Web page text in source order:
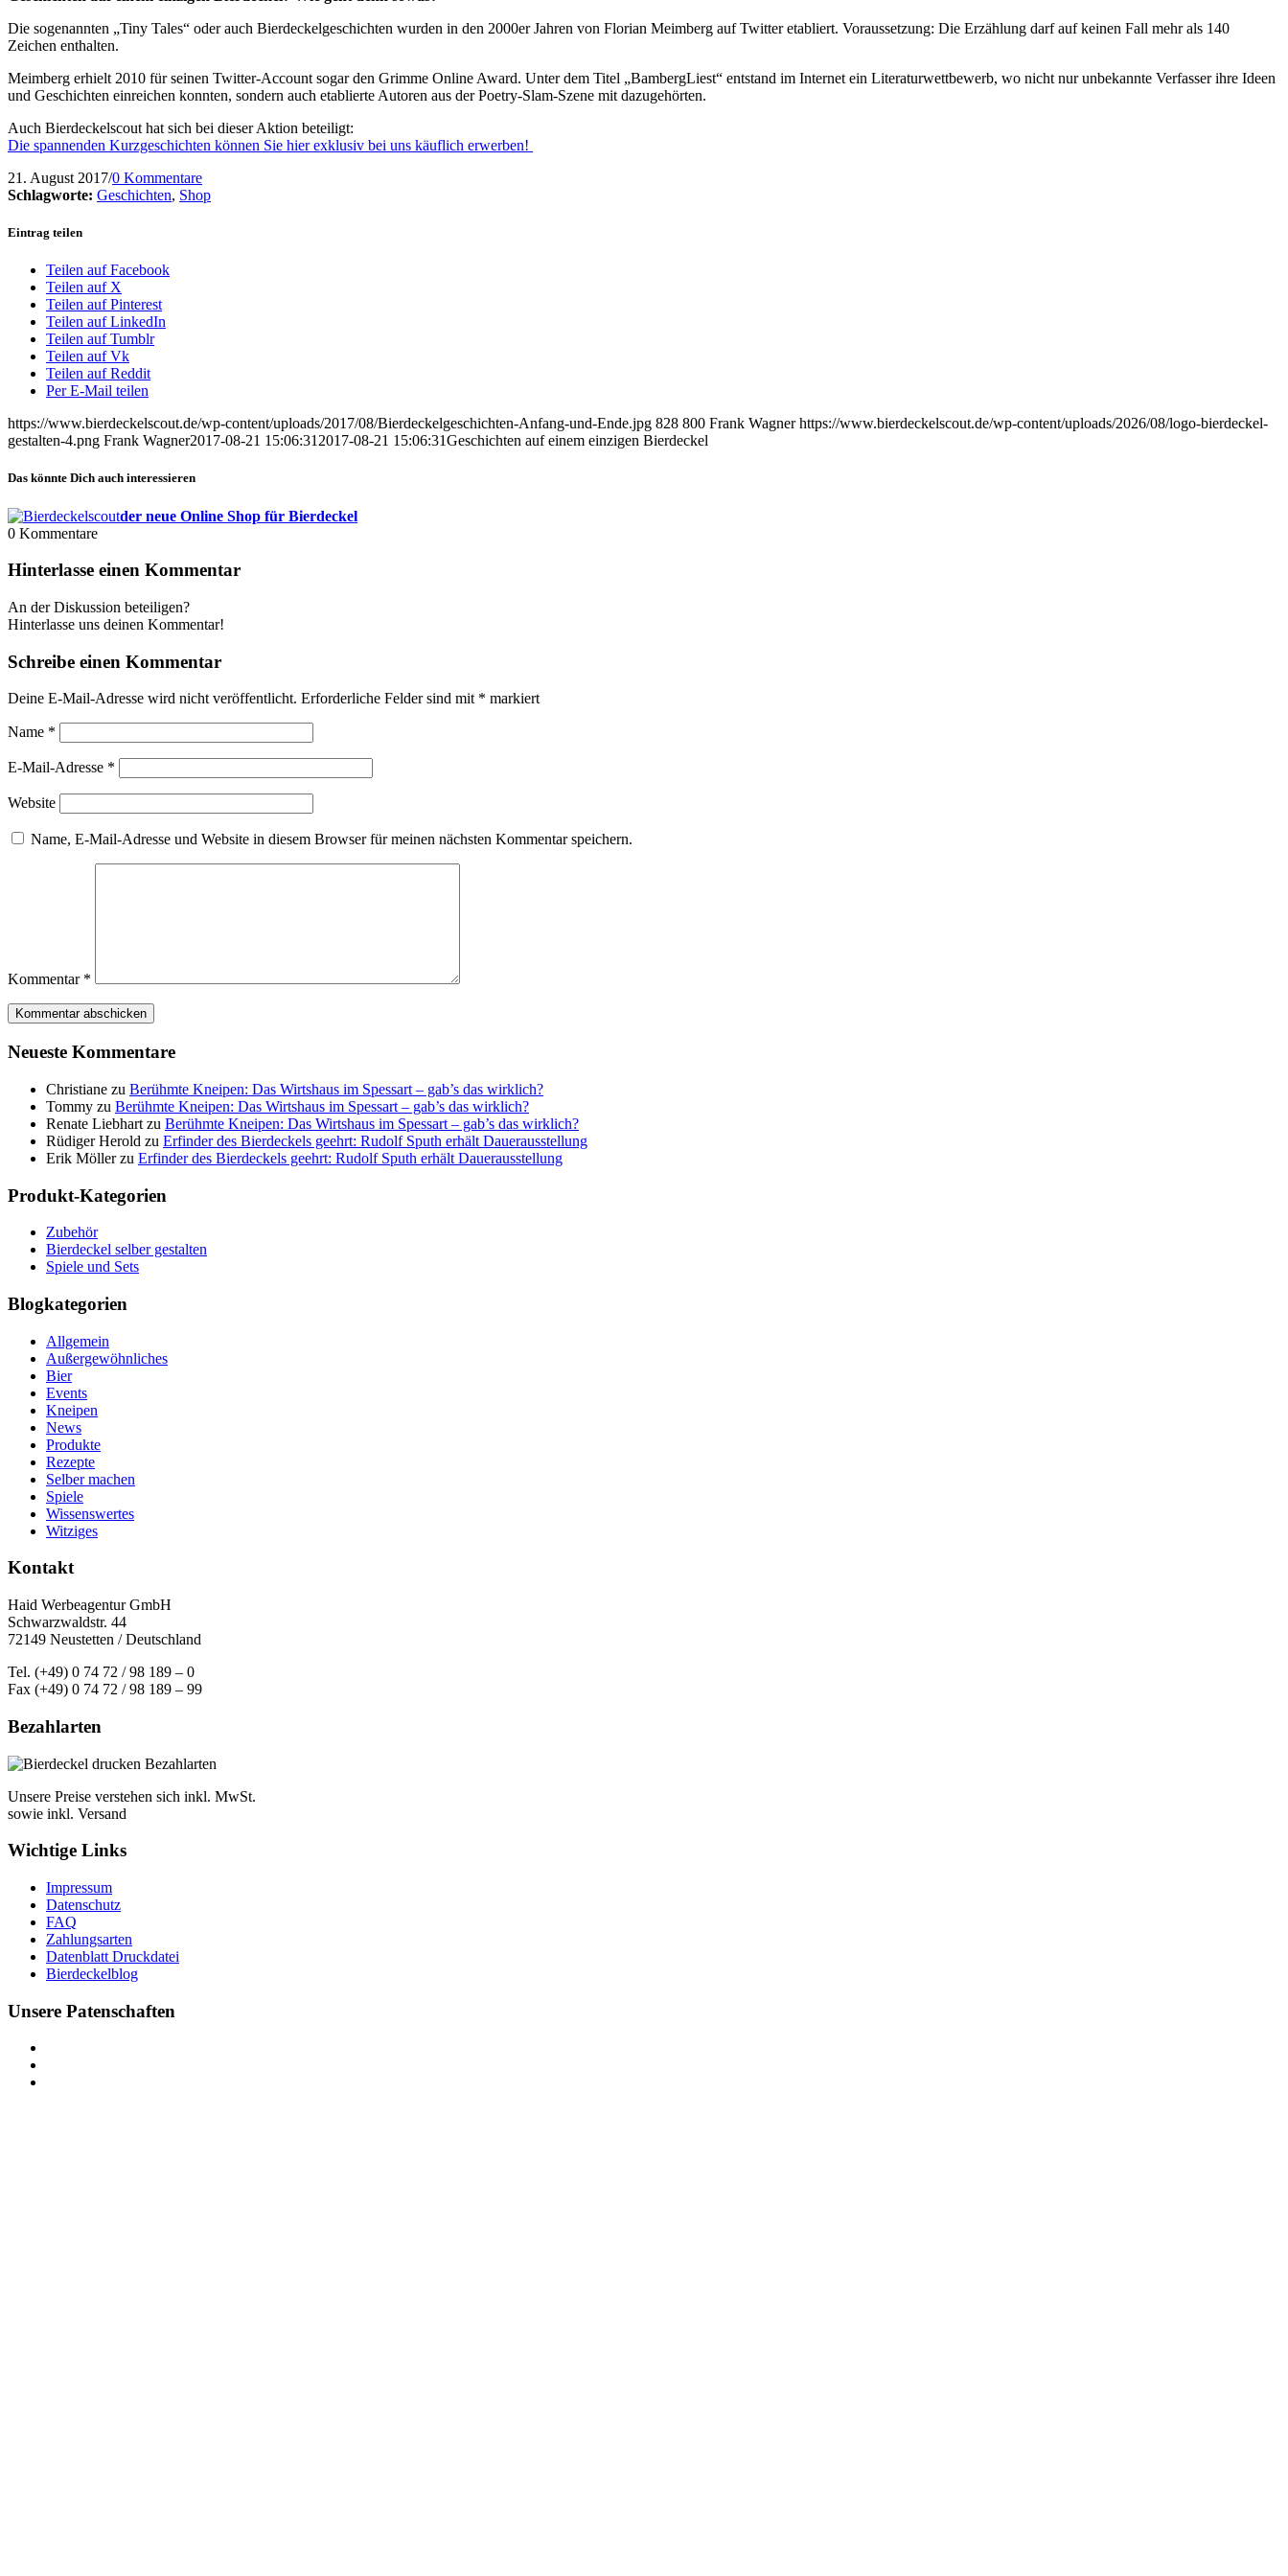
Die sogenannten „Tiny Tales“ oder auch Bierdeckelgeschichten wurden in den 2000er Jahren von Florian Meimberg auf Twitter etabliert. Voraussetzung: Die Erzählung darf auf keinen Fall mehr als 140
Zeichen enthalten.
Meimberg erhielt 2010 für seinen Twitter-Account sogar den Grimme Online Award. Unter dem Titel „BambergLiest“ entstand im Internet ein Literaturwettbewerb, wo nicht nur unbekannte Verfasser ihre Ideen
und Geschichten einreichen konnten, sondern auch etablierte Autoren aus der Poetry-Slam-Szene mit dazugehörten.
Auch Bierdeckelscout hat sich bei dieser Aktion beteiligt:
Die spannenden Kurzgeschichten können Sie hier exklusiv bei uns käuflich erwerben!
21. August 2017/0 Kommentare
Schlagworte: Geschichten, Shop
Eintrag teilen
Teilen auf Facebook
Teilen auf X
Teilen auf Pinterest
Teilen auf LinkedIn
Teilen auf Tumblr
Teilen auf Vk
Teilen auf Reddit
Per E-Mail teilen
https://www.bierdeckelscout.de/wp-content/uploads/2017/08/Bierdeckelgeschichten-Anfang-und-Ende.jpg 828 800 Frank Wagner https://www.bierdeckelscout.de/wp-content/uploads/2026/08/logo-bierdeckel-
gestalten-4.png Frank Wagner2017-08-21 15:06:31 2017-08-21 15:06:31Geschichten auf einem einzigen Bierdeckel
Das könnte Dich auch interessieren
der neue Online Shop für Bierdeckel
0 Kommentare
Hinterlasse einen Kommentar
An der Diskussion beteiligen?
Hinterlasse uns deinen Kommentar!
Schreibe einen Kommentar
Deine E-Mail-Adresse wird nicht veröffentlicht. Erforderliche Felder sind mit * markiert
Name *
E-Mail-Adresse *
Website
Name, E-Mail-Adresse und Website in diesem Browser für meinen nächsten Kommentar speichern.
Kommentar *
Neueste Kommentare
Christiane zu Berühmte Kneipen: Das Wirtshaus im Spessart – gab’s das wirklich?
Tommy zu Berühmte Kneipen: Das Wirtshaus im Spessart – gab’s das wirklich?
Renate Liebhart zu Berühmte Kneipen: Das Wirtshaus im Spessart – gab’s das wirklich?
Rüdiger Herold zu Erfinder des Bierdeckels geehrt: Rudolf Sputh erhält Dauerausstellung
Erik Möllerzu Erfinder des Bierdeckels geehrt: Rudolf Sputh erhält Dauerausstellung
Produkt-Kategorien
Zubehör
Bierdeckel selber gestalten
Spiele und Sets
Blogkategorien
Allgemein
Außergewöhnliches
Bier
Events
Kneipen
News
Produkte
Rezepte
Selber machen
Spiele
Wissenswertes
Witziges
Kontakt
Haid Werbeagentur GmbH
Schwarzwaldstr. 44
72149 Neustetten / Deutschland
Tel. (+49) 0 74 72 / 98 189 – 0
Fax (+49) 0 74 72 / 98 189 – 99
Bezahlarten
Unsere Preise verstehen sich inkl. MwSt.
sowie inkl. Versand
Wichtige Links
Impressum
Datenschutz
FAQ
Zahlungsarten
Datenblatt Druckdatei
Bierdeckelblog
Unsere Patenschaften